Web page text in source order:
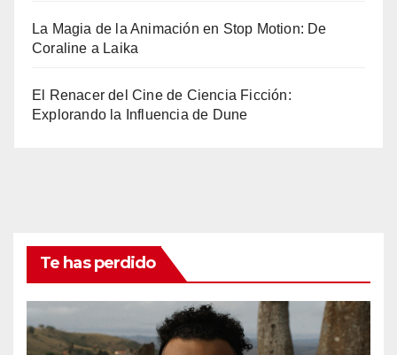
La Magia de la Animación en Stop Motion: De
Coraline a Laika
El Renacer del Cine de Ciencia Ficción:
Explorando la Influencia de Dune
Te has perdido